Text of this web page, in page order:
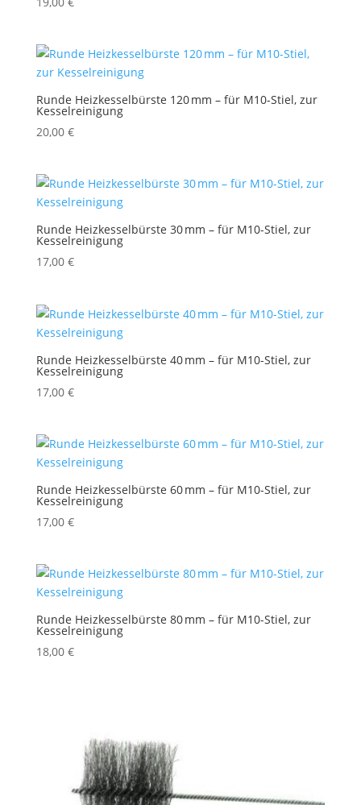
Runde Heizkesselbürste 120 mm – für M10-Stiel, zur
Kesselreinigung
20,00 €
Runde Heizkesselbürste 30 mm – für M10-Stiel, zur
Kesselreinigung
17,00 €
Runde Heizkesselbürste 40 mm – für M10-Stiel, zur
Kesselreinigung
17,00 €
Runde Heizkesselbürste 60 mm – für M10-Stiel, zur
Kesselreinigung
17,00 €
Runde Heizkesselbürste 80 mm – für M10-Stiel, zur
Kesselreinigung
18,00 €